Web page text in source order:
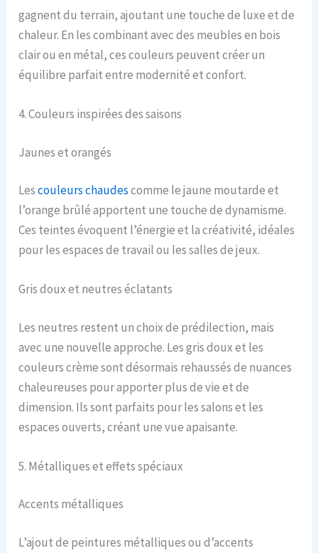
gagnent du terrain, ajoutant une touche de luxe et de
chaleur. En les combinant avec des meubles en bois
clair ou en métal, ces couleurs peuvent créer un
équilibre parfait entre modernité et confort.
4. Couleurs inspirées des saisons
Jaunes et orangés
Lescouleurs chaudescomme le jaune moutarde et
l’orange brûlé apportent une touche de dynamisme.
Ces teintes évoquent l’énergie et la créativité, idéales
pour les espaces de travail ou les salles de jeux.
Gris doux et neutres éclatants
Les neutres restent un choix de prédilection, mais
avec une nouvelle approche. Les gris doux et les
couleurs crème sont désormais rehaussés de nuances
chaleureuses pour apporter plus de vie et de
dimension. Ils sont parfaits pour les salons et les
espaces ouverts, créant une vue apaisante.
5. Métalliques et effets spéciaux
Accents métalliques
L’ajout de peintures métalliques ou d’accents